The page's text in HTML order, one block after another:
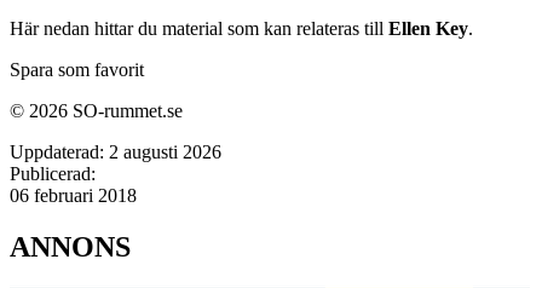
Här nedan hittar du material som kan relateras till Ellen Key.
Spara som favorit
© 2026 SO-rummet.se
Uppdaterad: 2 augusti 2026
Publicerad:
06 februari 2018
ANNONS